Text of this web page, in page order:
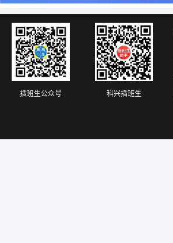
插班生公众号 科兴插班生